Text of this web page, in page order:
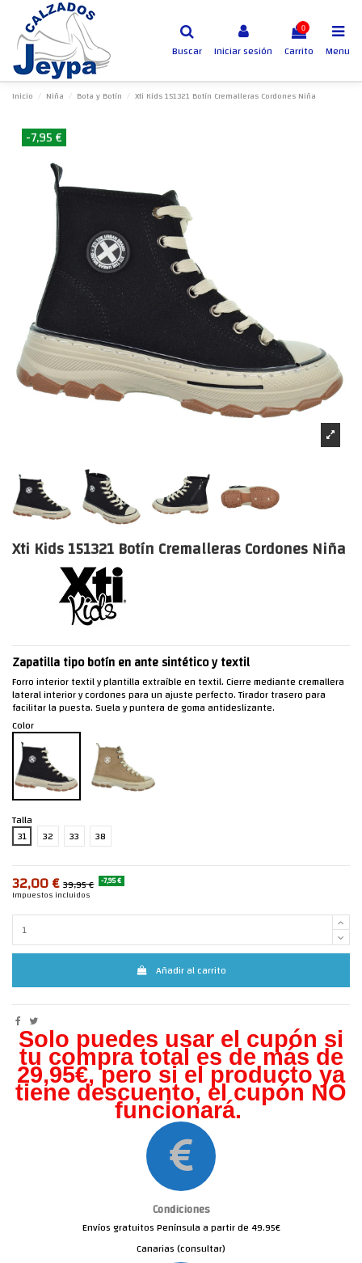
Buscar Iniciar sesión
0
Carrito Menu
Inicio Niña Bota y Botín Xti Kids 151321 Botín Cremalleras Cordones Niña
-7,95 €
Xti Kids 151321 Botín Cremalleras Cordones Niña
Zapatilla tipo botín en ante sintético y textil
Forro interior textil y plantilla extraíble en textil. Cierre mediante cremallera
lateral interior y cordones para un ajuste perfecto. Tirador trasero para
facilitar la puesta. Suela y puntera de goma antideslizante.
Color
Talla
31
32 33 38
32,00 € 39,95 € -7,95 €
Impuestos incluidos
Añadir al carrito
Solo puedes usar el cupón si
tu compra total es de más de
29,95€, pero si el producto ya
tiene descuento, el cupón NO
funcionará.
Condiciones
Envíos gratuitos Península a partir de 49.95€
Canarias (consultar)